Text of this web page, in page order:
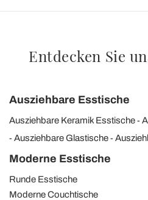
Entdecken Sie
Ausziehbare Esstische
Ausziehbare Keramik Esstische
Ausziehbare Glastische
Moderne Esstische
Runde Esstische
Moderne Couchtische